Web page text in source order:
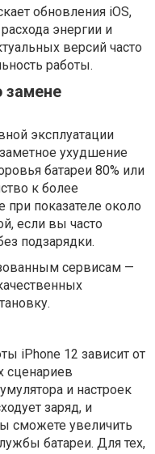
обновления iOS,
энергии и
версий часто
работы.
замене
эксплуатации
ухудшение
батареи 80% или
к более
показателе около
если вы часто
подзарядки.
сервисам —
iPhone 12 зависит от
сценариев
и настроек
заряд, и
сможете увеличить
батареи. Для тех,